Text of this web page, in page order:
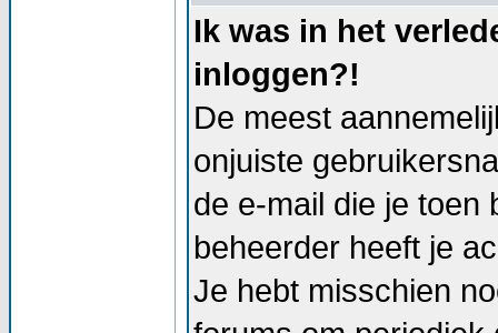
Ik was in het
inloggen?!
De meest
onjuiste
de e-mail die je toen
beheerder heeft je
Je hebt misschien